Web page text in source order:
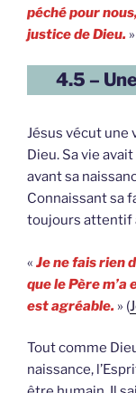
péché pour
justice de Dieu.
4.5 –
Jésus vécut une
Dieu. Sa vie
avant sa
Connaissant sa
toujours attentif
« Je ne fais rien
que le Père
est agréable. » (
Tout comme
naissance,